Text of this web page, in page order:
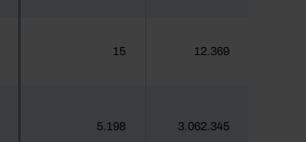
15 12.369
5.198 3.062.345